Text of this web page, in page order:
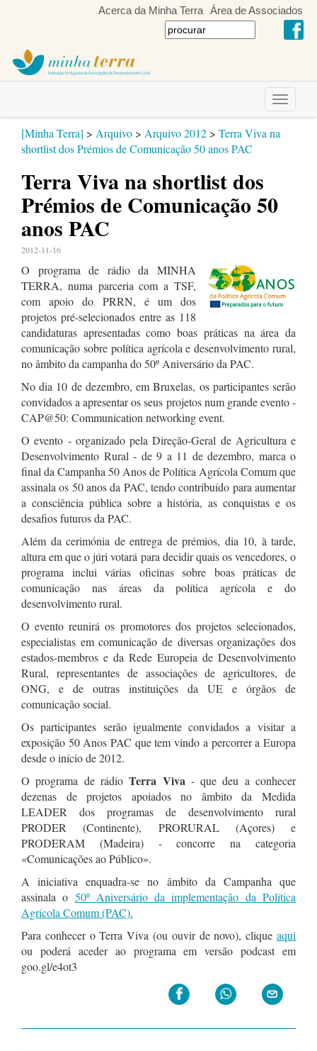
Acerca da Minha Terra Área de Associados
Toggle
[Minha Terra] > Arquivo > Arquivo 2012 > Terra Viva na
shortlist dos Prémios de Comunicação 50 anos PAC
Terra Viva na shortlist dos
Prémios de Comunicação 50
anos PAC
2012-11-16
O programa de rádio da MINHA
TERRA, numa parceria com a TSF,
com apoio do PRRN, é um dos
projetos pré-selecionados entre as 118
candidaturas apresentadas como boas práticas na área da
comunicação sobre política agrícola e desenvolvimento rural,
no âmbito da campanha do 50º Aniversário da PAC.
No dia 10 de dezembro, em Bruxelas, os participantes serão
convidados a apresentar os seus projetos num grande evento -
CAP@50: Communication networking event.
O evento - organizado pela Direção-Geral de Agricultura e
Desenvolvimento Rural - de 9 a 11 de dezembro, marca o
final da Campanha 50 Anos de Política Agrícola Comum que
assinala os 50 anos da PAC, tendo contribuído para aumentar
a consciência pública sobre a história, as conquistas e os
desafios futuros da PAC.
Além da cerimónia de entrega de prémios, dia 10, à tarde,
altura em que o júri votará para decidir quais os vencedores, o
programa inclui várias oficinas sobre boas práticas de
comunicação nas áreas da política agrícola e do
desenvolvimento rural.
O evento reunirá os promotores dos projetos selecionados,
especialistas em comunicação de diversas organizações dos
estados-membros e da Rede Europeia de Desenvolvimento
Rural, representantes de associações de agricultores, de
ONG, e de outras instituições da UE e órgãos de
comunicação social.
Os participantes serão igualmente convidados a visitar a
exposição 50 Anos PAC que tem vindo a percorrer a Europa
desde o início de 2012.
O programa de rádioTerra Viva - que deu a conhecer
dezenas de projetos apoiados no âmbito da Medida
LEADER dos programas de desenvolvimento rural
PRODER (Continente), PRORURAL (Açores) e
PRODERAM (Madeira) - concorre na categoria
«Comunicações ao Público».
A iniciativa enquadra-se no âmbito da Campanha que
assinala o 50º Aniversário da implementação da Política
Agrícola Comum (PAC).
Para conhecer o Terra Viva (ou ouvir de novo), clique aqui
ou poderá aceder ao programa em versão podcast em
goo.gl/e4ot3